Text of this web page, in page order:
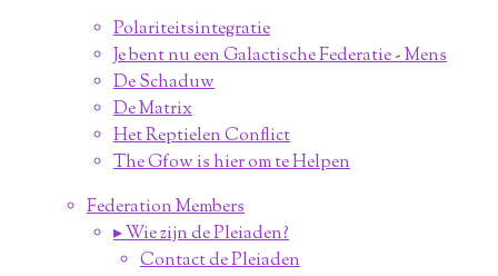
Polariteitsintegratie
Je bent nu een Galactische Federatie - Mens
De Schaduw
De Matrix
Het Reptielen Conflict
The Gfow is hier om te Helpen
Federation Members
▸ Wie zijn de Pleiaden?
Contact de Pleiaden